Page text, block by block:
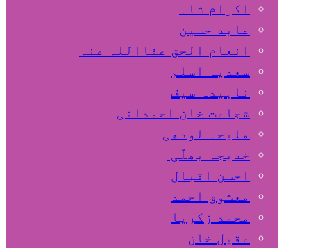
اکرام شاہ
عابد حسین
انعام الحق عفااللہ عنہ
سعدیہ اسلم
ناہیدہ سیف
شجاعت خان احمدانی
ملیحہ لودھی
خدیجہ بھلّی
احسن اقبال
معشوق احمد
محمد زکریا
عقیل خان